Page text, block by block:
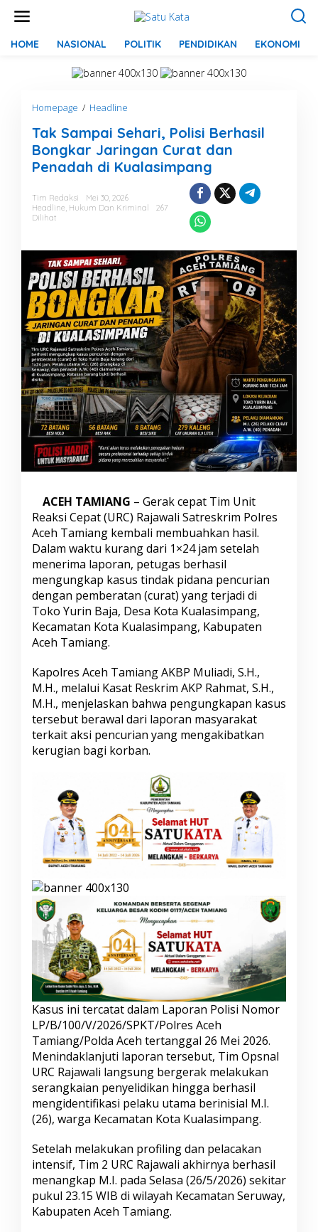
HOME NASIONAL POLITIK PENDIDIKAN EKONOMI
Homepage / Headline
k
S
a
m
a
i
h
a
r
i
,
P
o
l
i
s
B
e
r
h
a
s
i
o
n
g
a
r
J
a
r
i
n
n
C
u
a
t
d
n
a
d
a
h
i
K
u
l
a
s
p
a
n
g
Tak Sampai Sehari, Polisi Berhasil
Bongkar Jaringan Curat dan
Penadah di Kualasimpang
Tim Redaksi
Mei 30, 2026
Headline, Hukum Dan Kriminal
267
Dilihat
ACEH TAMIANG – Gerak cepat Tim Unit
Reaksi Cepat (URC) Rajawali Satreskrim Polres
Aceh Tamiang kembali membuahkan hasil.
Dalam waktu kurang dari 1×24 jam setelah
menerima laporan, petugas berhasil
mengungkap kasus tindak pidana pencurian
dengan pemberatan (curat) yang terjadi di
Toko Yurin Baja, Desa Kota Kualasimpang,
Kecamatan Kota Kualasimpang, Kabupaten
Aceh Tamiang.
Kapolres Aceh Tamiang AKBP Muliadi, S.H.,
M.H., melalui Kasat Reskrim AKP Rahmat, S.H.,
M.H., menjelaskan bahwa pengungkapan kasus
tersebut berawal dari laporan masyarakat
terkait aksi pencurian yang mengakibatkan
kerugian bagi korban.
Kasus ini tercatat dalam Laporan Polisi Nomor
LP/B/100/V/2026/SPKT/Polres Aceh
Tamiang/Polda Aceh tertanggal 26 Mei 2026.
Menindaklanjuti laporan tersebut, Tim Opsnal
URC Rajawali langsung bergerak melakukan
serangkaian penyelidikan hingga berhasil
mengidentifikasi pelaku utama berinisial M.I.
(26), warga Kecamatan Kota Kualasimpang.
Setelah melakukan profiling dan pelacakan
intensif, Tim 2 URC Rajawali akhirnya berhasil
menangkap M.I. pada Selasa (26/5/2026) sekitar
pukul 23.15 WIB di wilayah Kecamatan Seruway,
Kabupaten Aceh Tamiang.